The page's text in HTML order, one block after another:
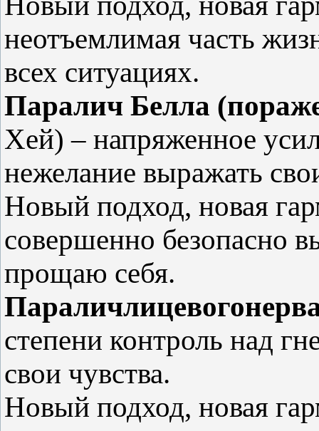
неотъемлимая часть
всех ситуациях.
Паралич Белла
Хей) – напряженное
нежелание выражать
Новый подход, новая
совершенно безопасно
прощаю себя.
степени контроль над
свои чувства.
Новый подход, новая